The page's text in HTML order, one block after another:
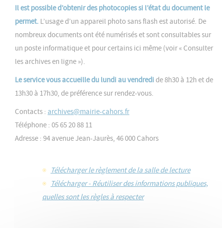
Il est possible d’obtenir des photocopies si l’état du document le
permet.L’usage d’un appareil photo sans flash est autorisé. De
nombreux documents ont été numérisés et sont consultables sur
un poste informatique et pour certains ici même (voir « Consulter
les archives en ligne »).
Le service vous accueille du lundi au vendredide 8h30 à 12h et de
13h30 à 17h30, de préférence sur rendez-vous.
Contacts :archives@mairie-cahors.fr
Téléphone : 05 65 20 88 11
Adresse : 94 avenue Jean-Jaurès, 46 000 Cahors
Télécharger le règlement de la salle de lecture
Télécharger - Réutiliser des informations publiques,
quelles sont les règles à respecter